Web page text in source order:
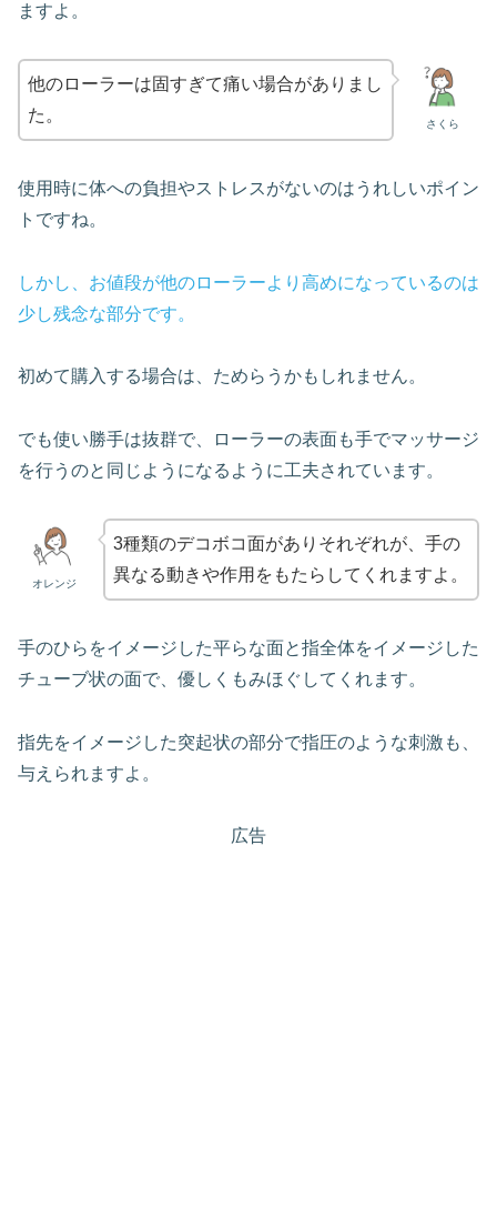
ますよ。
さくら
他のローラーは固すぎて痛い場合がありまし
た。
使用時に体への負担やストレスがないのはうれしいポイン
トですね。
しかし、お値段が他のローラーより高めになっているのは
少し残念な部分です。
初めて購入する場合は、ためらうかもしれません。
でも使い勝手は抜群で、ローラーの表面も手でマッサージ
を行うのと同じようになるように工夫されています。
オレンジ
3種類のデコボコ面がありそれぞれが、手の
異なる動きや作用をもたらしてくれますよ。
手のひらをイメージした平らな面と指全体をイメージした
チューブ状の面で、優しくもみほぐしてくれます。
指先をイメージした突起状の部分で指圧のような刺激も、
与えられますよ。
広告